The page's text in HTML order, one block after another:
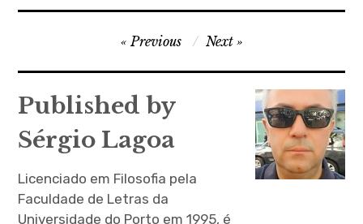
Navegação
de
artigos
Previous Next
Published by
Sérgio Lagoa
Licenciado em Filosofia pela
Faculdade de Letras da
Universidade do Porto em 1995, é